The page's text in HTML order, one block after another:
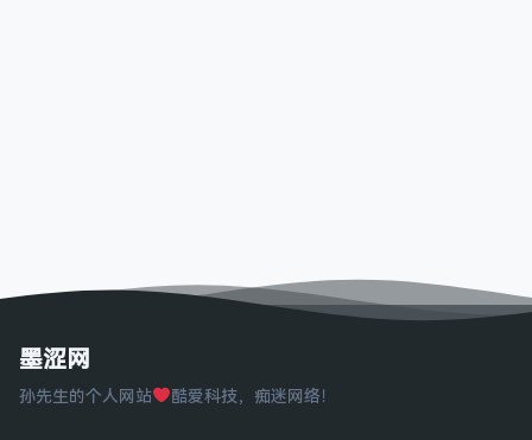
墨涩网
孙先生的个人网站 酷爱科技，痴迷网络！